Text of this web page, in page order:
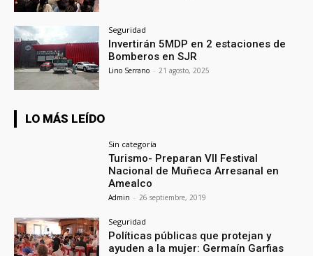
Seguridad
Invertirán 5MDP en 2 estaciones de
Bomberos en SJR
Lino Serrano - 21 agosto, 2025
LO MÁS LEÍDO
Sin categoría
Turismo- Preparan VII Festival
Nacional de Muñeca Arresanal en
Amealco
Admin - 26 septiembre, 2019
Seguridad
Políticas públicas que protejan y
ayuden a la mujer: Germaín Garfias